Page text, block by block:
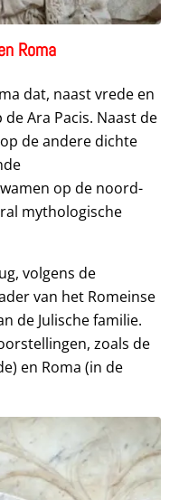
Roma
dat, naast vrede en
Ara Pacis. Naast de
de andere dichte
op de noord-
mythologische
volgens de
van het Romeinse
de Julische familie.
zoals de
en Roma (in de